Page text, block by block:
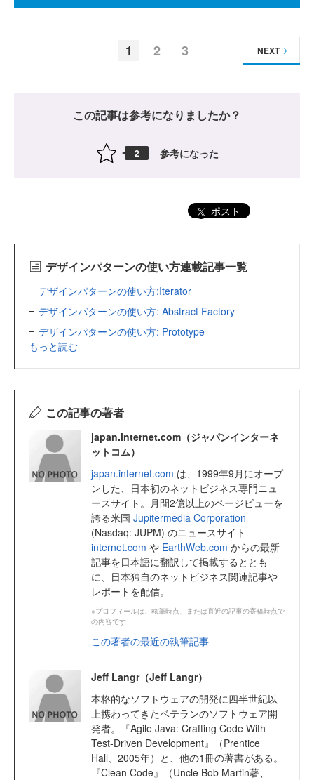
1 2 3 NEXT
この記事は参考になりましたか？
2 参考になった
ポスト
デザインパターンの使い方連載記事一覧
デザインパターンの使い方:Iterator
デザインパターンの使い方: Abstract Factory
デザインパターンの使い方: Prototype
もっと読む
この記事の著者
japan.internet.com（ジャパンインターネ
ットコム）
japan.internet.com は、1999年9月にオープ
ンした、日本初のネットビジネス専門ニュ
ースサイト。月間2億以上のページビューを
誇る米国 Jupitermedia Corporation
(Nasdaq: JUPM) のニュースサイト
internet.com や EarthWeb.com からの最新
記事を日本語に翻訳して掲載するととも
に、日本独自のネットビジネス関連記事や
レポートを配信。
※プロフィールは、執筆時点、または直近の記事の寄稿時点で
の内容です
この著者の最近の執筆記事
Jeff Langr（Jeff Langr）
本格的なソフトウェアの開発に四半世紀以
上携わってきたベテランのソフトウェア開
発者。『Agile Java: Crafting Code With
Test-Driven Development』（Prentice
Hall、2005年）と、他の1冊の著書がある。
『Clean Code』（Uncle Bob Martin著、